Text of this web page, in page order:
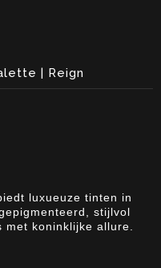
| Reign
luxueuze tinten in
stijlvol
koninklijke allure.